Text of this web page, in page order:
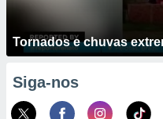
Tornados e chuvas
Siga-nos